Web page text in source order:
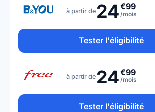
à partir de 24€99
/mois
Tester l'éligibilité
à partir de 24€99
/mois
Tester l'éligibilité